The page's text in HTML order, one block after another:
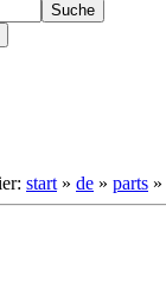
Suche
start » de » parts »